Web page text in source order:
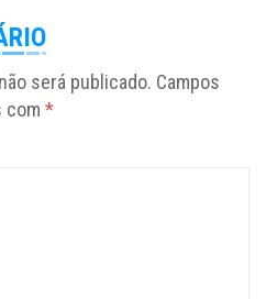
será publicado. Campos
com *